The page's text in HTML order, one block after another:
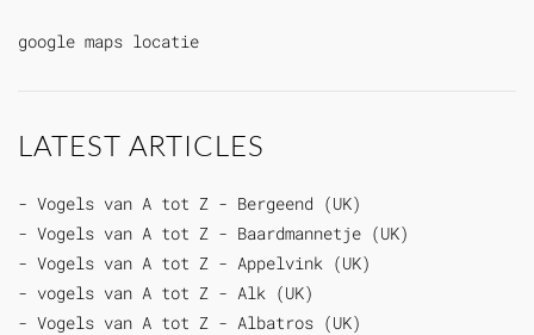
google maps locatie
LATEST ARTICLES
- Vogels van A tot Z - Bergeend (UK)
- Vogels van A tot Z - Baardmannetje (UK)
- Vogels van A tot Z - Appelvink (UK)
- vogels van A tot Z - Alk (UK)
- Vogels van A tot Z - Albatros (UK)